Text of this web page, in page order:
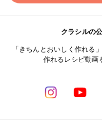
クラシルの
「きちんとおいしく作れる
作れるレシピ動画